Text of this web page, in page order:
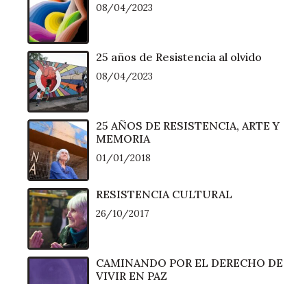
08/04/2023
25 años de Resistencia al olvido
08/04/2023
25 AÑOS DE RESISTENCIA, ARTE Y
MEMORIA
01/01/2018
RESISTENCIA CULTURAL
26/10/2017
CAMINANDO POR EL DERECHO DE
VIVIR EN PAZ